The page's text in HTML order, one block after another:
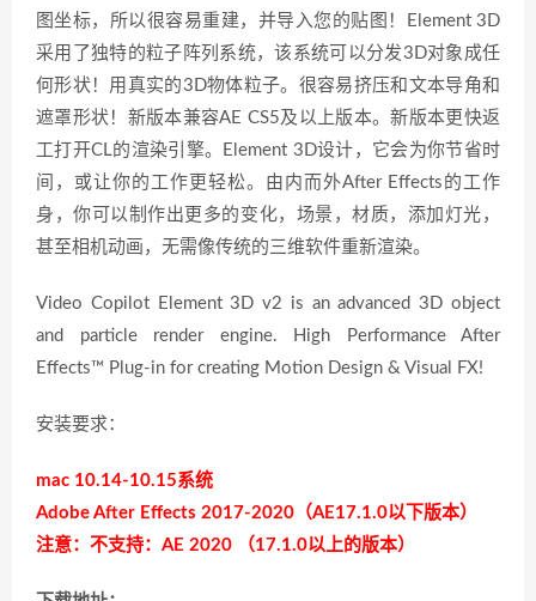
图坐标，所以很容易重建，并导入您的贴图！Element 3D
采用了独特的粒子阵列系统，该系统可以分发3D对象成任
何形状！用真实的3D物体粒子。很容易挤压和文本导角和
遮罩形状！新版本兼容AE CS5及以上版本。新版本更快返
工打开CL的渲染引擎。Element 3D设计，它会为你节省时
间，或让你的工作更轻松。由内而外After Effects的工作
身，你可以制作出更多的变化，场景，材质，添加灯光，
甚至相机动画，无需像传统的三维软件重新渲染。
Video Copilot Element 3D v2 is an advanced 3D object
and particle render engine. High Performance After
Effects™ Plug-in for creating Motion Design & Visual FX!
安装要求：
mac 10.14-10.15系统
Adobe After Effects 2017-2020（AE17.1.0以下版本）
注意：不支持：AE 2020 （17.1.0以上的版本）